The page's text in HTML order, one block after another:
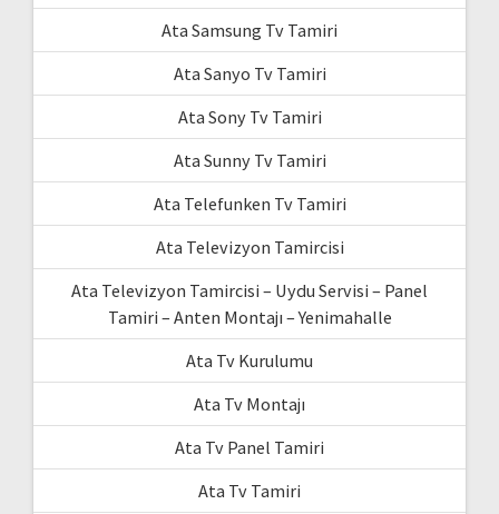
Ata Samsung Tv Tamiri
Ata Sanyo Tv Tamiri
Ata Sony Tv Tamiri
Ata Sunny Tv Tamiri
Ata Telefunken Tv Tamiri
Ata Televizyon Tamircisi
Ata Televizyon Tamircisi – Uydu Servisi – Panel
Tamiri – Anten Montajı – Yenimahalle
Ata Tv Kurulumu
Ata Tv Montajı
Ata Tv Panel Tamiri
Ata Tv Tamiri